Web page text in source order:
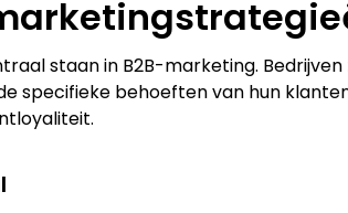
staan in B2B-marketing.
specifieke behoeften van hun